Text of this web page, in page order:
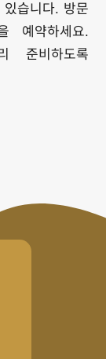
습니다. 방문
예약하세요.
준비하도록